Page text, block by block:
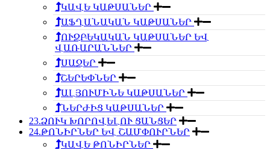
ԿԱՎԵ ԿԱԹՍԱՆԵՐ
ԱՖՂԱՆԱԿԱՆ ԿԱԹՍԱՆԵՐ
ՈՒԶԲԵԿԱԿԱՆ ԿԱԹՍԱՆԵՐ ԵՎ
ՎԱՌԱՐԱՆՆԵՐ
ՍԱՋԵՐ
ՇԵՐԵՓՆԵՐ
ԱԼՅՈՒՄԻՆԵ ԿԱԹՍԱՆԵՐ
ՆԵՐԺԻՑ ԿԱԹՍԱՆԵՐ
23.ՁՈՒԿ ԽՈՐՈՎԵԼՈՒ ՑԱՆՑԵՐ
24.ԹՈՆԻՐՆԵՐ ԵՎ ՇԱՄՓՈՒՐՆԵՐ
ԿԱՎԵ ԹՈՆԻՐՆԵՐ